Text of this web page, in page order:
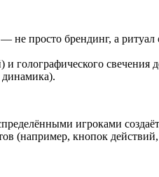
брендинг, а ритуал
голографического
динамика).
игроками
(например, кнопок